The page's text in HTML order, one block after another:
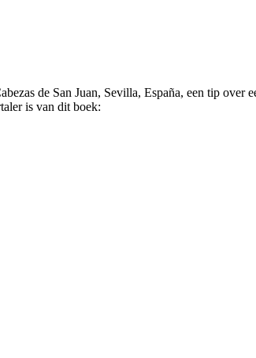
de San Juan, Sevilla, España, een tip over
is van dit boek: